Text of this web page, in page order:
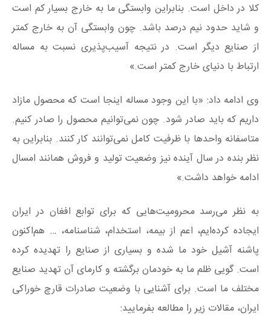
کلا در داخل است. بنابراین وابستگی ما به خارج بسیار کم است
و شاید حدود نیم درصد باشد. چون وابستگی آن به خارج کمتر
از صنایع دیگر است. در نتیجه آسیب‌پذیری نسبت به مساله
ارتباط با دنیای خارج کمتر است.»
وی ادامه داد: «با این وجود مساله اینجا است که محصول مازاد
داریم که باید صادر شود. چون نمی‌توانیم محصول را صادر کنیم.
متاسفانه واحدها با ظرفیت کامل نمی‌توانند کار کنند. بنابراین به
نظر بنده در سال آینده نیز وضعیت تولید و فروش همانند امسال
ادامه خواهد داشت.»
به نظر می‌رسد محرومیت‌هایی که برای توابع افغان در ایران
ایجاده کرده‌ایم، اعم از بیمه، استخدام، شناسنامه، … هم‌اکنون
پاشنه آشیل خود ما شده و بسیاری از صنایع را تهدیده کرده
است. گویی ظلم ما به خودمان برگشته و کارمای آن تهدید صنایع
مختلف ما است. برای آشنایی با وضعیت صادرات قارچ خوراکی
ایران، مقالات زیر را مطالعه بفرمایید: